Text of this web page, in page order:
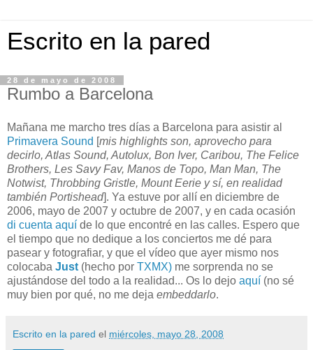
Escrito en la pared
28 de mayo de 2008
Rumbo a Barcelona
Mañana me marcho tres días a Barcelona para asistir al
Primavera Sound [mis highlights son, aprovecho para
decirlo, Atlas Sound, Autolux, Bon Iver, Caribou, The Felice
Brothers, Les Savy Fav, Manos de Topo, Man Man, The
Notwist, Throbbing Gristle, Mount Eerie y sí, en realidad
también Portishead]. Ya estuve por allí en diciembre de
2006, mayo de 2007 y octubre de 2007, y en cada ocasión
di cuenta aquí de lo que encontré en las calles. Espero que
el tiempo que no dedique a los conciertos me dé para
pasear y fotografiar, y que el vídeo que ayer mismo nos
colocaba Just (hecho por TXMX) me sorprenda no se
ajustándose del todo a la realidad... Os lo dejo aquí (no sé
muy bien por qué, no me deja embeddarlo.
Escrito en la pared el miércoles, mayo 28, 2008